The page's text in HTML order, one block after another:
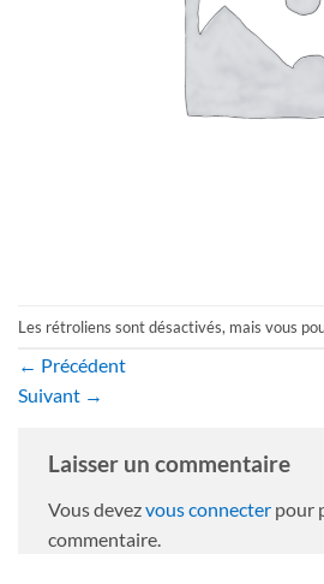
Les rétroliens sont désactivés, mais vous
← Précédent
Suivant →
Laisser un commentaire
Vous devezvous connecter pour
commentaire.